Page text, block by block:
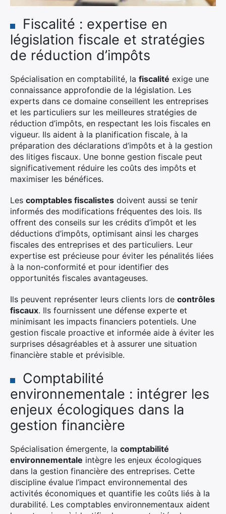
Fiscalité : expertise en
législation fiscale et stratégies
de réduction d’impôts
Spécialisation en comptabilité, la fiscalité exige une
connaissance approfondie de la législation. Les
experts dans ce domaine conseillent les entreprises
et les particuliers sur les meilleures stratégies de
réduction d’impôts, en respectant les lois fiscales en
vigueur. Ils aident à la planification fiscale, à la
préparation des déclarations d’impôts et à la gestion
des litiges fiscaux. Une bonne gestion fiscale peut
significativement réduire les coûts des impôts et
maximiser les bénéfices.
Les comptables fiscalistes doivent aussi se tenir
informés des modifications fréquentes des lois. Ils
offrent des conseils sur les crédits d’impôt et les
déductions d’impôts, optimisant ainsi les charges
fiscales des entreprises et des particuliers. Leur
expertise est précieuse pour éviter les pénalités liées
à la non-conformité et pour identifier des
opportunités fiscales avantageuses.
Ils peuvent représenter leurs clients lors de contrôles
fiscaux. Ils fournissent une défense experte et
minimisant les impacts financiers potentiels. Une
gestion fiscale proactive et informée aide à éviter les
surprises désagréables et à assurer une situation
financière stable et prévisible.
Comptabilité
environnementale : intégrer les
enjeux écologiques dans la
gestion financière
Spécialisation émergente, la comptabilité
environnementale intègre les enjeux écologiques
dans la gestion financière des entreprises. Cette
discipline évalue l’impact environnemental des
activités économiques et quantifie les coûts liés à la
durabilité. Les comptables environnementaux aident